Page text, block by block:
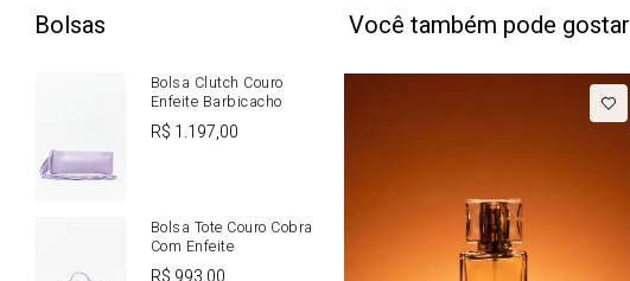
Bolsas
Bolsa Clutch Couro
Enfeite Barbicacho
R$ 1.197,00
Bolsa Tote Couro Cobra
Com Enfeite
Você também pode gostar